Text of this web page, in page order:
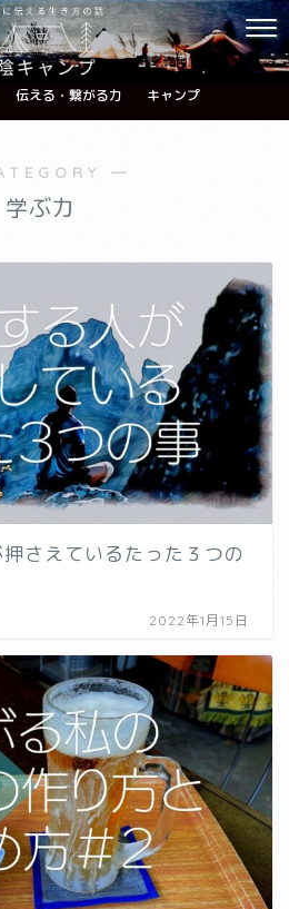
伝える・繋がる力 キャンプ
―
学ぶ力
さえているたった３つの
2022年1月15日